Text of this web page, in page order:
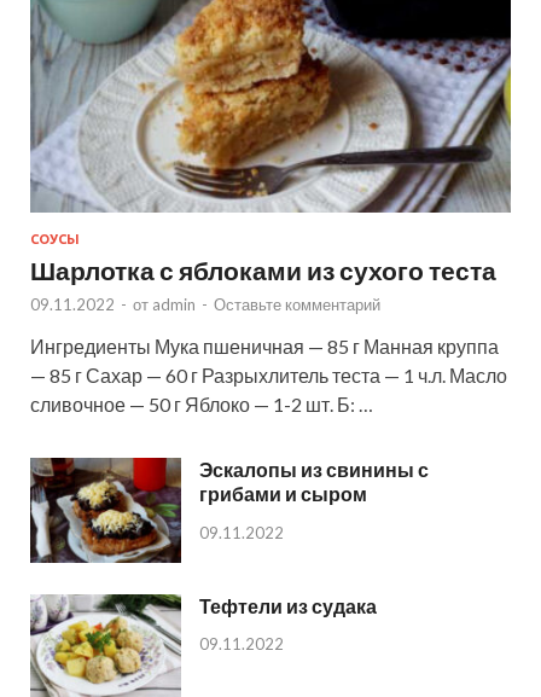
СОУСЫ
Шарлотка с яблоками из сухого теста
09.11.2022 - от admin - Оставьте комментарий
Ингредиенты Мука пшеничная — 85 г Манная круппа
— 85 г Сахар — 60 г Разрыхлитель теста — 1 ч.л. Масло
сливочное — 50 г Яблоко — 1-2 шт. Б: …
Эскалопы из свинины с
грибами и сыром
09.11.2022
Тефтели из судака
09.11.2022